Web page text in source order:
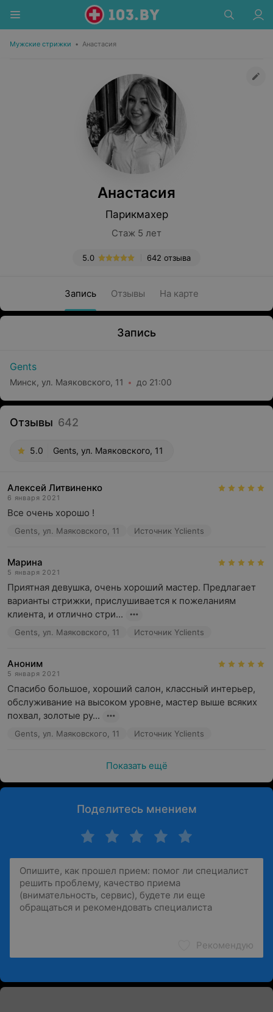
Мужские стрижки • Анастасия
Анастасия
Парикмахер
Стаж 5 лет
642 отзыва
5.0
Запись Отзывы На карте
Запись
Gents
Минск, ул. Маяковского, 11 до 21:00
Отзывы 642
5.0 Gents, ул. Маяковского, 11
Алексей Литвиненко
6 января 2021
Все очень хорошо !
Gents, ул. Маяковского, 11 Источник Yclients
Марина
5 января 2021
Приятная девушка, очень хороший мастер. Предлагает
варианты стрижки, прислушивается к пожеланиям
клиента, и отлично стри...
Gents, ул. Маяковского, 11 Источник Yclients
Аноним
5 января 2021
Спасибо большое, хороший салон, классный интерьер,
обслуживание на высоком уровне, мастер выше всяких
похвал, золотые ру...
Gents, ул. Маяковского, 11 Источник Yclients
Показать ещё
Поделитесь мнением
Рекомендую